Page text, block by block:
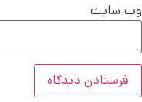
وب‌ سایت